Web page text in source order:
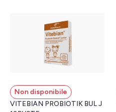
Non disponibile
VITEBIAN PROBIOTIK BUL J